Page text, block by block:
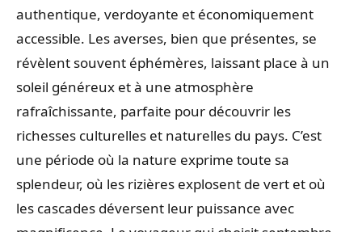
authentique, verdoyante et économiquement
accessible. Les averses, bien que présentes, se
révèlent souvent éphémères, laissant place à un
soleil généreux et à une atmosphère
rafraîchissante, parfaite pour découvrir les
richesses culturelles et naturelles du pays. C’est
une période où la nature exprime toute sa
splendeur, où les rizières explosent de vert et où
les cascades déversent leur puissance avec